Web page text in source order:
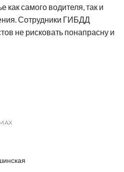
как самого водителя, так и
Сотрудники ГИБДД
не рисковать понапрасну и